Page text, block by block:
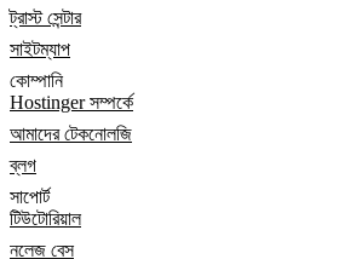
ট্রাস্ট সেন্টার
সাইটম্যাপ
কোম্পানি
Hostinger সম্পর্কে
আমাদের টেকনোলজি
ব্লগ
সাপোর্ট
টিউটোরিয়াল
নলেজ বেস